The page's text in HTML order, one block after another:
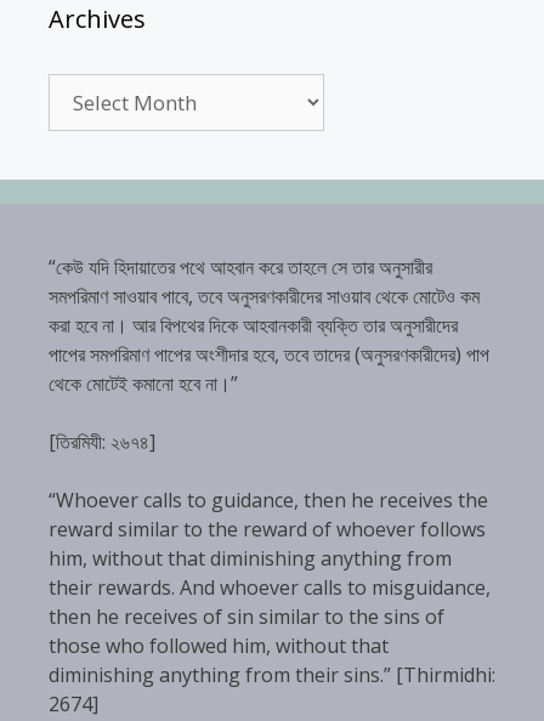
Archives
“কেউ যদি হিদায়াতের পথে আহবান করে তাহলে সে তার অনুসারীর
সমপরিমাণ সাওয়াব পাবে, তবে অনুসরণকারীদের সাওয়াব থেকে মোটেও কম
করা হবে না। আর বিপথের দিকে আহবানকারী ব্যক্তি তার অনুসারীদের
পাপের সমপরিমাণ পাপের অংশীদার হবে, তবে তাদের (অনুসরণকারীদের) পাপ
থেকে মোটেই কমানো হবে না।”
[তিরমিযী: ২৬৭৪]
“Whoever calls to guidance, then he receives the
reward similar to the reward of whoever follows
him, without that diminishing anything from
their rewards. And whoever calls to misguidance,
then he receives of sin similar to the sins of
those who followed him, without that
diminishing anything from their sins.” [Thirmidhi:
2674]